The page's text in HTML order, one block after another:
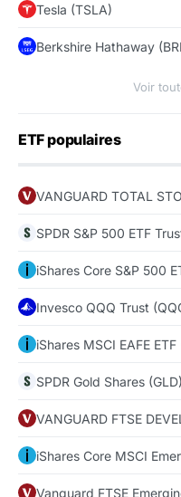
Tesla (TSLA)
Berkshire Hathaway
Voir
ETF populaires
VANGUARD TOTAL
SPDR S&P 500 ETF
iShares Core S&P 500
Invesco QQQ Trust
iShares MSCI EAFE ETF
SPDR Gold Shares (GLD)
VANGUARD FTSE
iShares Core MSCI
Vanguard FTSE